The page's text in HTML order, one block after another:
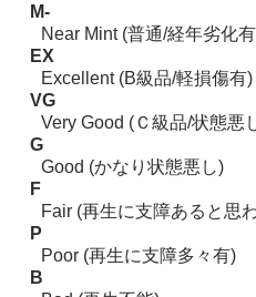
M-
Near Mint (普通/経年劣化
EX
Excellent (B級品/軽損傷有)
VG
Very Good (Ｃ級品/状態悪
G
Good (かなり状態悪し)
F
Fair (再生に支障あると思
P
Poor (再生に支障多々有)
B